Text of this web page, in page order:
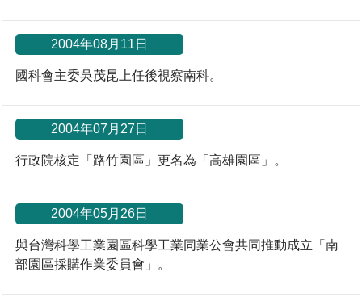
2004年08月11日
國科會主委吳茂昆上任後視察南科。
2004年07月27日
行政院核定「路竹園區」更名為「高雄園區」。
2004年05月26日
與台灣科學工業園區科學工業同業公會共同推動成立「南
部園區採購作業委員會」。